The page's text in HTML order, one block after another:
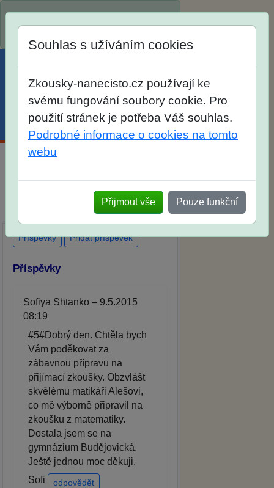
Menu Účet Košík
na SŠ? Vaše ohlasy po skutečných
přijímacích zkouškách
Souhlas s užíváním cookies
Zkousky-nanecisto.cz používají ke
svému fungování soubory cookie. Pro
použití stránek je potřeba Váš souhlas.
Podrobné informace o cookies na tomto
webu
Přijmout vše Pouze funkční
Příspěvky Přidat příspěvek
Příspěvky
Sofiya Shtanko – 9.5.2015
08:19
#5#Dobrý den. Chtěla bych
Vám poděkovat za
zábavnou přípravu na
přijímací zkoušky. Obzvlášť
skvělému matikáři Alešovi,
co mě výborně připravil na
zkoušku z matematiky.
Dostala jsem se na
gymnázium Budějovická.
Ještě jednou moc děkuji.
Sofi
odpovědět